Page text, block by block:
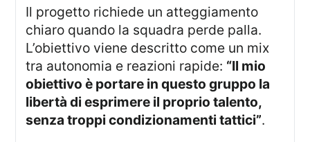
Il progetto richiede un atteggiamento
chiaro quando la squadra perde palla.
L’obiettivo viene descritto come un mix
tra autonomia e reazioni rapide: “Il mio
obiettivo è portare in questo gruppo la
libertà di esprimere il proprio talento,
senza troppi condizionamenti tattici”.